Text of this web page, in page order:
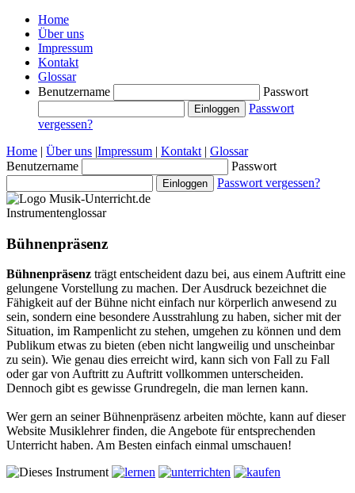
Home
Über uns
Impressum
Kontakt
Glossar
Benutzername
Passwort
Passwort
vergessen?
Home | Über uns |Impressum | Kontakt | Glossar
Benutzername
Passwort
Passwort vergessen?
Instrumentenglossar
Bühnenpräsenz
Bühnenpräsenz trägt entscheident dazu bei, aus einem Auftritt eine
gelungene Vorstellung zu machen. Der Ausdruck bezeichnet die
Fähigkeit auf der Bühne nicht einfach nur körperlich anwesend zu
sein, sondern eine besondere Ausstrahlung zu haben, sicher mit der
Situation, im Rampenlicht zu stehen, umgehen zu können und dem
Publikum etwas zu bieten (eben nicht langweilig und unscheinbar
zu sein). Wie genau dies erreicht wird, kann sich von Fall zu Fall
oder gar von Auftritt zu Auftritt vollkommen unterscheiden.
Dennoch gibt es gewisse Grundregeln, die man lernen kann.
Wer gern an seiner Bühnenpräsenz arbeiten möchte, kann auf dieser
Website Musiklehrer finden, die Angebote für entsprechenden
Unterricht haben. Am Besten einfach einmal umschauen!